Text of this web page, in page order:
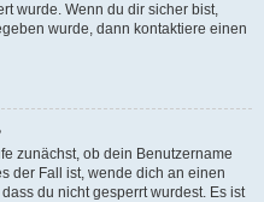
wurde. Wenn du dir sicher bist,
wurde, dann kontaktiere einen
zunächst, ob dein Benutzername
der Fall ist, wende dich an einen
du nicht gesperrt wurdest. Es ist